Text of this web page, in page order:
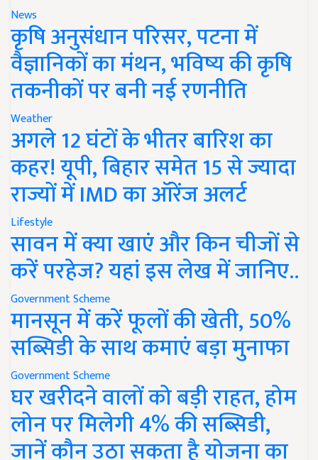
News
कृषि अनुसंधान परिसर, पटना में
वैज्ञानिकों का मंथन, भविष्य की कृषि
तकनीकों पर बनी नई रणनीति
Weather
अगले 12 घंटों के भीतर बारिश का
कहर! यूपी, बिहार समेत 15 से ज्यादा
राज्यों में IMD का ऑरेंज अलर्ट
Lifestyle
सावन में क्या खाएं और किन चीजों से
करें परहेज? यहां इस लेख में जानिए..
Government Scheme
मानसून में करें फूलों की खेती, 50%
सब्सिडी के साथ कमाएं बड़ा मुनाफा
Government Scheme
घर खरीदने वालों को बड़ी राहत, होम
लोन पर मिलेगी 4% की सब्सिडी,
जानें कौन उठा सकता है योजना का